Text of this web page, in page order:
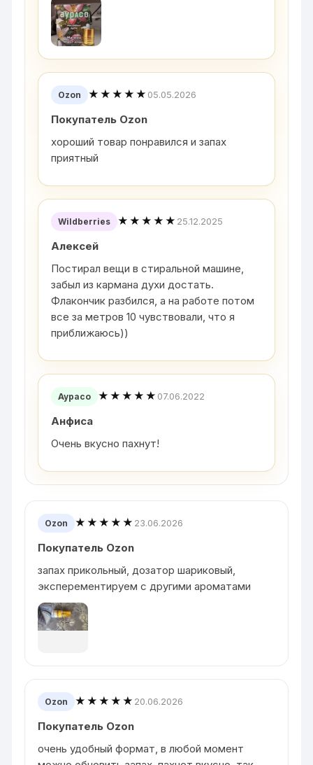
Ozon ★★★★★ 05.05.2026
Покупатель Ozon
хороший товар понравился и запах
приятный
Wildberries ★★★★★ 25.12.2025
Алексей
Постирал вещи в стиральной машине,
забыл из кармана духи достать.
Флакончик разбился, а на работе потом
все за метров 10 чувствовали, что я
приближаюсь))
Аурасо ★★★★★ 07.06.2022
Анфиса
Очень вкусно пахнут!
Ozon ★★★★★ 23.06.2026
Покупатель Ozon
запах прикольный, дозатор шариковый,
эксперементируем с другими ароматами
Ozon ★★★★★ 20.06.2026
Покупатель Ozon
очень удобный формат, в любой момент